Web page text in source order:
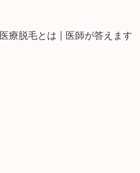
医療脱毛とは 医師が答えます